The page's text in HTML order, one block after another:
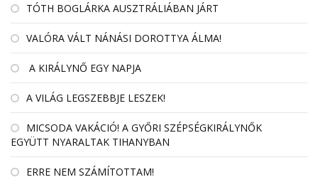
TÓTH BOGLÁRKA AUSZTRÁLIÁBAN JÁRT
VALÓRA VÁLT NÁNÁSI DOROTTYA ÁLMA!
A KIRÁLYNŐ EGY NAPJA
A VILÁG LEGSZEBBJE LESZEK!
MICSODA VAKÁCIÓ! A GYŐRI SZÉPSÉGKIRÁLYNŐK
EGYÜTT NYARALTAK TIHANYBAN
ERRE NEM SZÁMÍTOTTAM!